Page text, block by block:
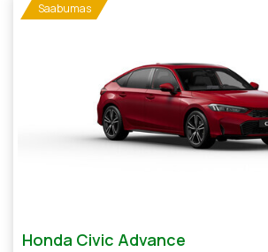
Saabumas
Honda Civic Advance